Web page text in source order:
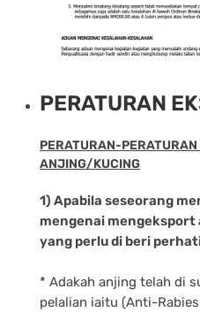
PERATURAN
PERATURAN-
ANJING/KUCING
1) Apabila seseorang
mengenai
yang perlu di beri
* Adakah anjing telah di
pelalian iaitu (Anti-